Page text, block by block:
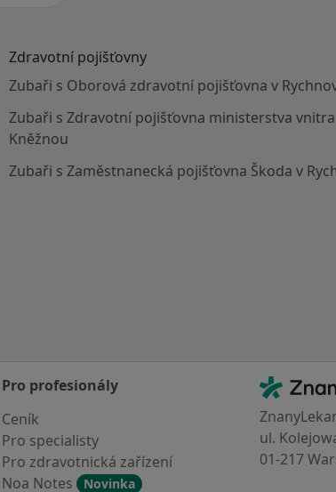
Zdravotní pojišťovny
Zubaři s Oborová zdravotní pojišťovna v
Zubaři s Zdravotní pojišťovna ministerstva vnitra
Kněžnou
Zubaři s Zaměstnanecká pojišťovna Škoda v
Pro profesionály
Ceník
Pro specialisty
Pro zdravotnická zařízení
Noa Notes
Novinka
ZnamyLekar -
ul.
01-217